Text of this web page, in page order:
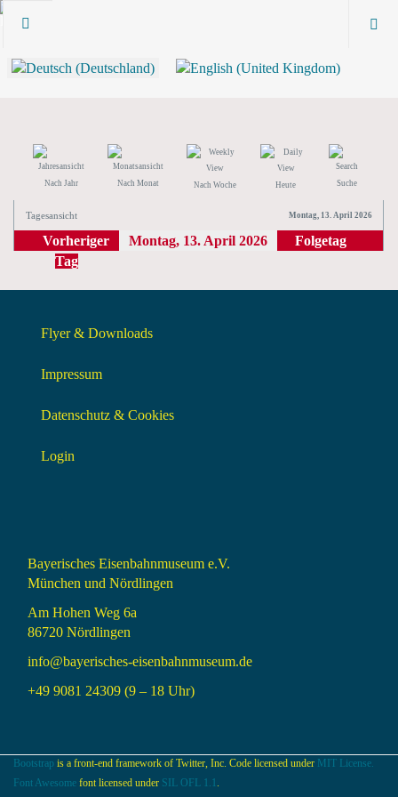
Nach Jahr Nach Monat Nach Woche Heute Suche
Tagesansicht Montag, 13. April 2026
Vorheriger
Tag
Montag, 13. April 2026 Folgetag
Flyer & Downloads
Impressum
Datenschutz & Cookies
Login
Bayerisches Eisenbahnmuseum e.V.
München und Nördlingen
Am Hohen Weg 6a
86720 Nördlingen
info@bayerisches-eisenbahnmuseum.de
+49 9081 24309 (9 – 18 Uhr)
Bootstrap is a front-end framework of Twitter, Inc. Code licensed under MIT License.
Font Awesome font licensed under SIL OFL 1.1 .